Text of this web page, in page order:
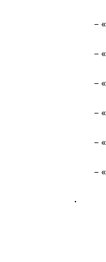
– «
– «
– «
– «
– «
– «